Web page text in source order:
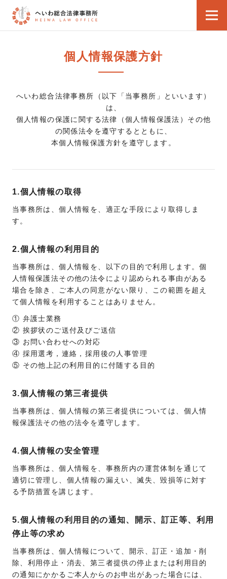
個人情報保護方針
へいわ総合法律事務所（以下「当事務所」といいます）
は、
個人情報の保護に関する法律（個人情報保護法）その他
の関係法令を遵守するとともに、
本個人情報保護方針を遵守します。
1.個人情報の取得
当事務所は、個人情報を、適正な手段により取得しま
す。
2.個人情報の利用目的
当事務所は、個人情報を、以下の目的で利用します。個
人情報保護法その他の法令により認められる事由がある
場合を除き、ご本人の同意がない限り、この範囲を超え
て個人情報を利用することはありません。
① 弁護士業務
② 挨拶状のご送付及びご送信
③ お問い合わせへの対応
④ 採用選考，連絡，採用後の人事管理
⑤ その他上記の利用目的に付随する目的
3.個人情報の第三者提供
当事務所は、個人情報の第三者提供については、個人情
報保護法その他の法令を遵守します。
4.個人情報の安全管理
当事務所は、個人情報を、事務所内の運営体制を通じて
適切に管理し、個人情報の漏えい、滅失、毀損等に対す
る予防措置を講じます。
5.個人情報の利用目的の通知、開示、訂正等、利用
停止等の求め
当事務所は、個人情報について、開示、訂正・追加・削
除、利用停止・消去、第三者提供の停止または利用目的
の通知にかかるご本人からのお申出があった場合には、